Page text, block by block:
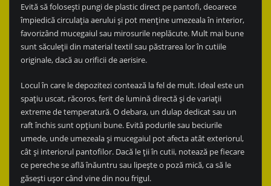
Evită să folosești pungi de plastic direct pe pantofi, deoarece
împiedică circulația aerului și pot menține umezeala în interior,
favorizând mucegaiul sau mirosurile neplăcute. Mult mai bune
sunt săculeții din material textil sau păstrarea lor în cutiile
originale, dacă au orificii de aerisire.
Locul în care le depozitezi contează la fel de mult. Ideal este un
spațiu uscat, răcoros, ferit de lumină directă și de variații
extreme de temperatură. O debara, un dulap dedicat sau un
raft închis sunt opțiuni bune. Evită podurile sau beciurile
umede, unde umezeala și mucegaiul pot afecta atât exteriorul,
cât și interiorul pantofilor. Dacă le ții în cutii, notează pe fiecare
ce pereche se află înăuntru sau lipește o poză mică, ca să le
găsești ușor când vine din nou frigul.